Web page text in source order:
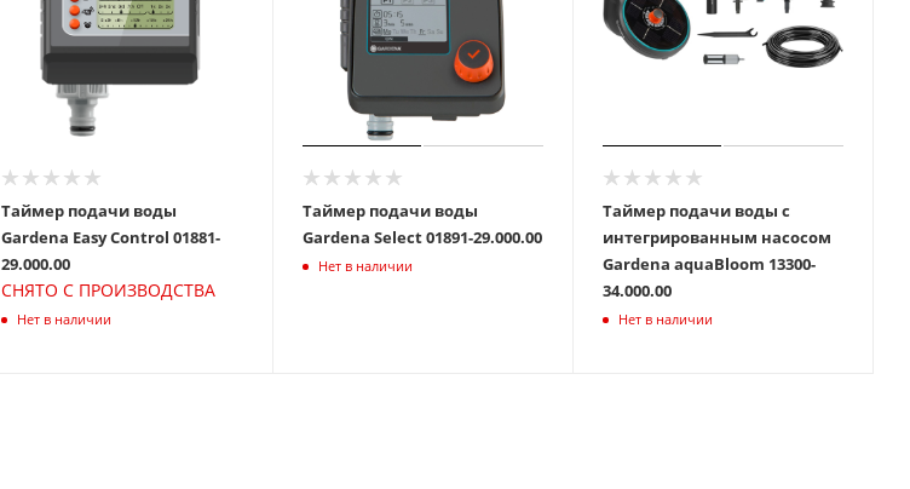
Таймер подачи воды
Gardena Easy Control 01881-
29.000.00
СНЯТО С ПРОИЗВОДСТВА
Нет в наличии
Таймер подачи воды
Gardena Select 01891-29.000.00
Нет в наличии
Таймер подачи воды с
интегрированным насосом
Gardena aquaBloom 13300-
34.000.00
Нет в наличии